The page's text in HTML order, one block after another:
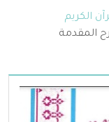
الكريم
المقدمة